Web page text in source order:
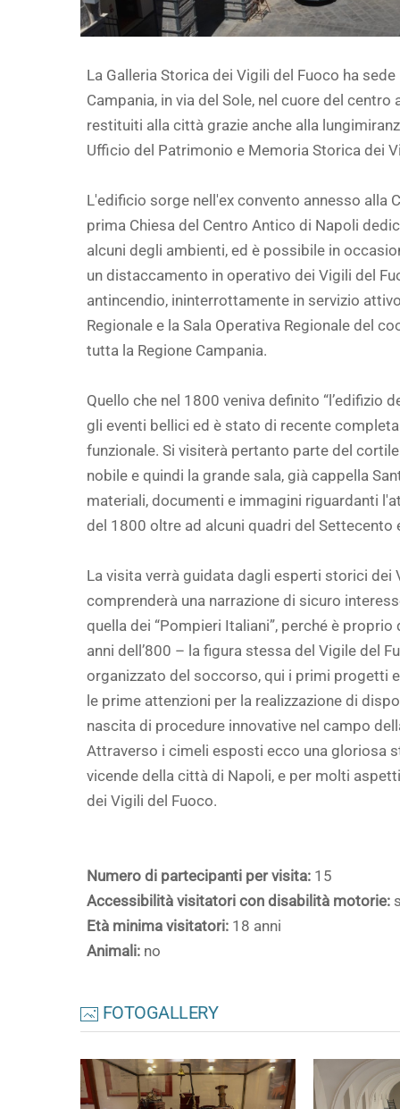
La Galleria Storica dei Vigili del Fuoco ha
Campania, in via del Sole, nel cuore del
restituiti alla città grazie anche alla
Ufficio del Patrimonio e Memoria Storica dei
L'edificio sorge nell'ex convento annesso alla
prima Chiesa del Centro Antico di Napoli
alcuni degli ambienti, ed è possibile in
un distaccamento in operativo dei Vigili del
antincendio, ininterrottamente in servizio
Regionale e la Sala Operativa Regionale del
tutta la Regione Campania.
Quello che nel 1800 veniva definito “l’edifizio
gli eventi bellici ed è stato di recente
funzionale. Si visiterà pertanto parte del
nobile e quindi la grande sala, già cappella
materiali, documenti e immagini riguardanti
del 1800 oltre ad alcuni quadri del Settecento
La visita verrà guidata dagli esperti storici dei
comprenderà una narrazione di sicuro
quella dei “Pompieri Italiani”, perché è
anni dell’800 – la figura stessa del Vigile del
organizzato del soccorso, qui i primi progetti
le prime attenzioni per la realizzazione di
nascita di procedure innovative nel campo
Attraverso i cimeli esposti ecco una gloriosa
vicende della città di Napoli, e per molti
dei Vigili del Fuoco.
Numero di partecipanti per visita: 15
Accessibilità visitatori con disabilità motorie:
Età minima visitatori: 18 anni
Animali: no
FOTOGALLERY